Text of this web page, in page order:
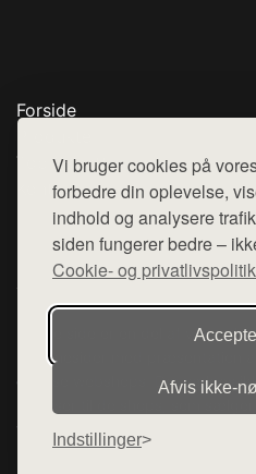
Vi bruger cookies på
forbedre din oplevelse,
indhold og analysere
siden fungerer bedre –
Cookie- og
Afvis
Indstillinger
Forside
Top Rabatter
Kontakt
Denne side er en del af
hjemmesider med præsentation
diverse webshops. Der sælges
henviser til de shops, som
varerne på lager.